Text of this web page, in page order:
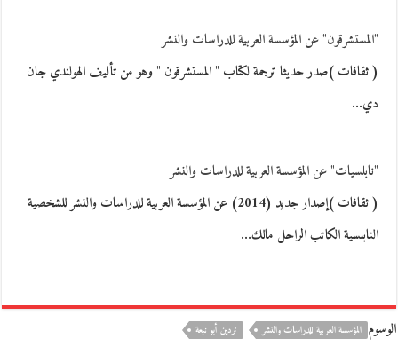
"المستشرقون" عن المؤسسة العربية للدراسات والنشر
( ثقافات )صدر حديثا ترجمة لكتاب " المستشرقون " وهو من تأليف الهولندي جان
دي…
"نابلسيات" عن المؤسسة العربية للدراسات والنشر
( ثقافات )إصدار جديد (2014) عن المؤسسة العربية للدراسات والنشر للشخصية
النابلسية الكاتب الراحل مالك…
الوسوم المؤسسة العربية للدراسات والنشر نردين أبو نبعة